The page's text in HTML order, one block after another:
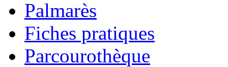
Palmarès
Fiches pratiques
Parcourothèque